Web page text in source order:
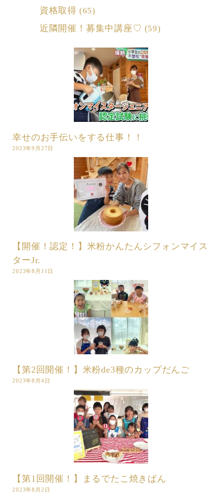
資格取得 (65)
近隣開催！募集中講座♡ (59)
幸せのお手伝いをする仕事！！
2023年9月27日
【開催！認定！】米粉かんたんシフォンマイス
ターJr.
2023年8月11日
【第2回開催！】米粉de3種のカップだんご
2023年8月4日
【第1回開催！】まるでたこ焼きぱん
2023年8月2日